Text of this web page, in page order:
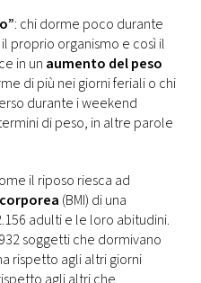
: chi dorme poco durante
proprio organismo e così il
in un aumento del peso
di più nei giorni feriali o chi
durante i weekend
di peso, in altre parole
il riposo riesca ad
(BMI) di una
adulti e le loro abitudini.
soggetti che dormivano
rispetto agli altri giorni